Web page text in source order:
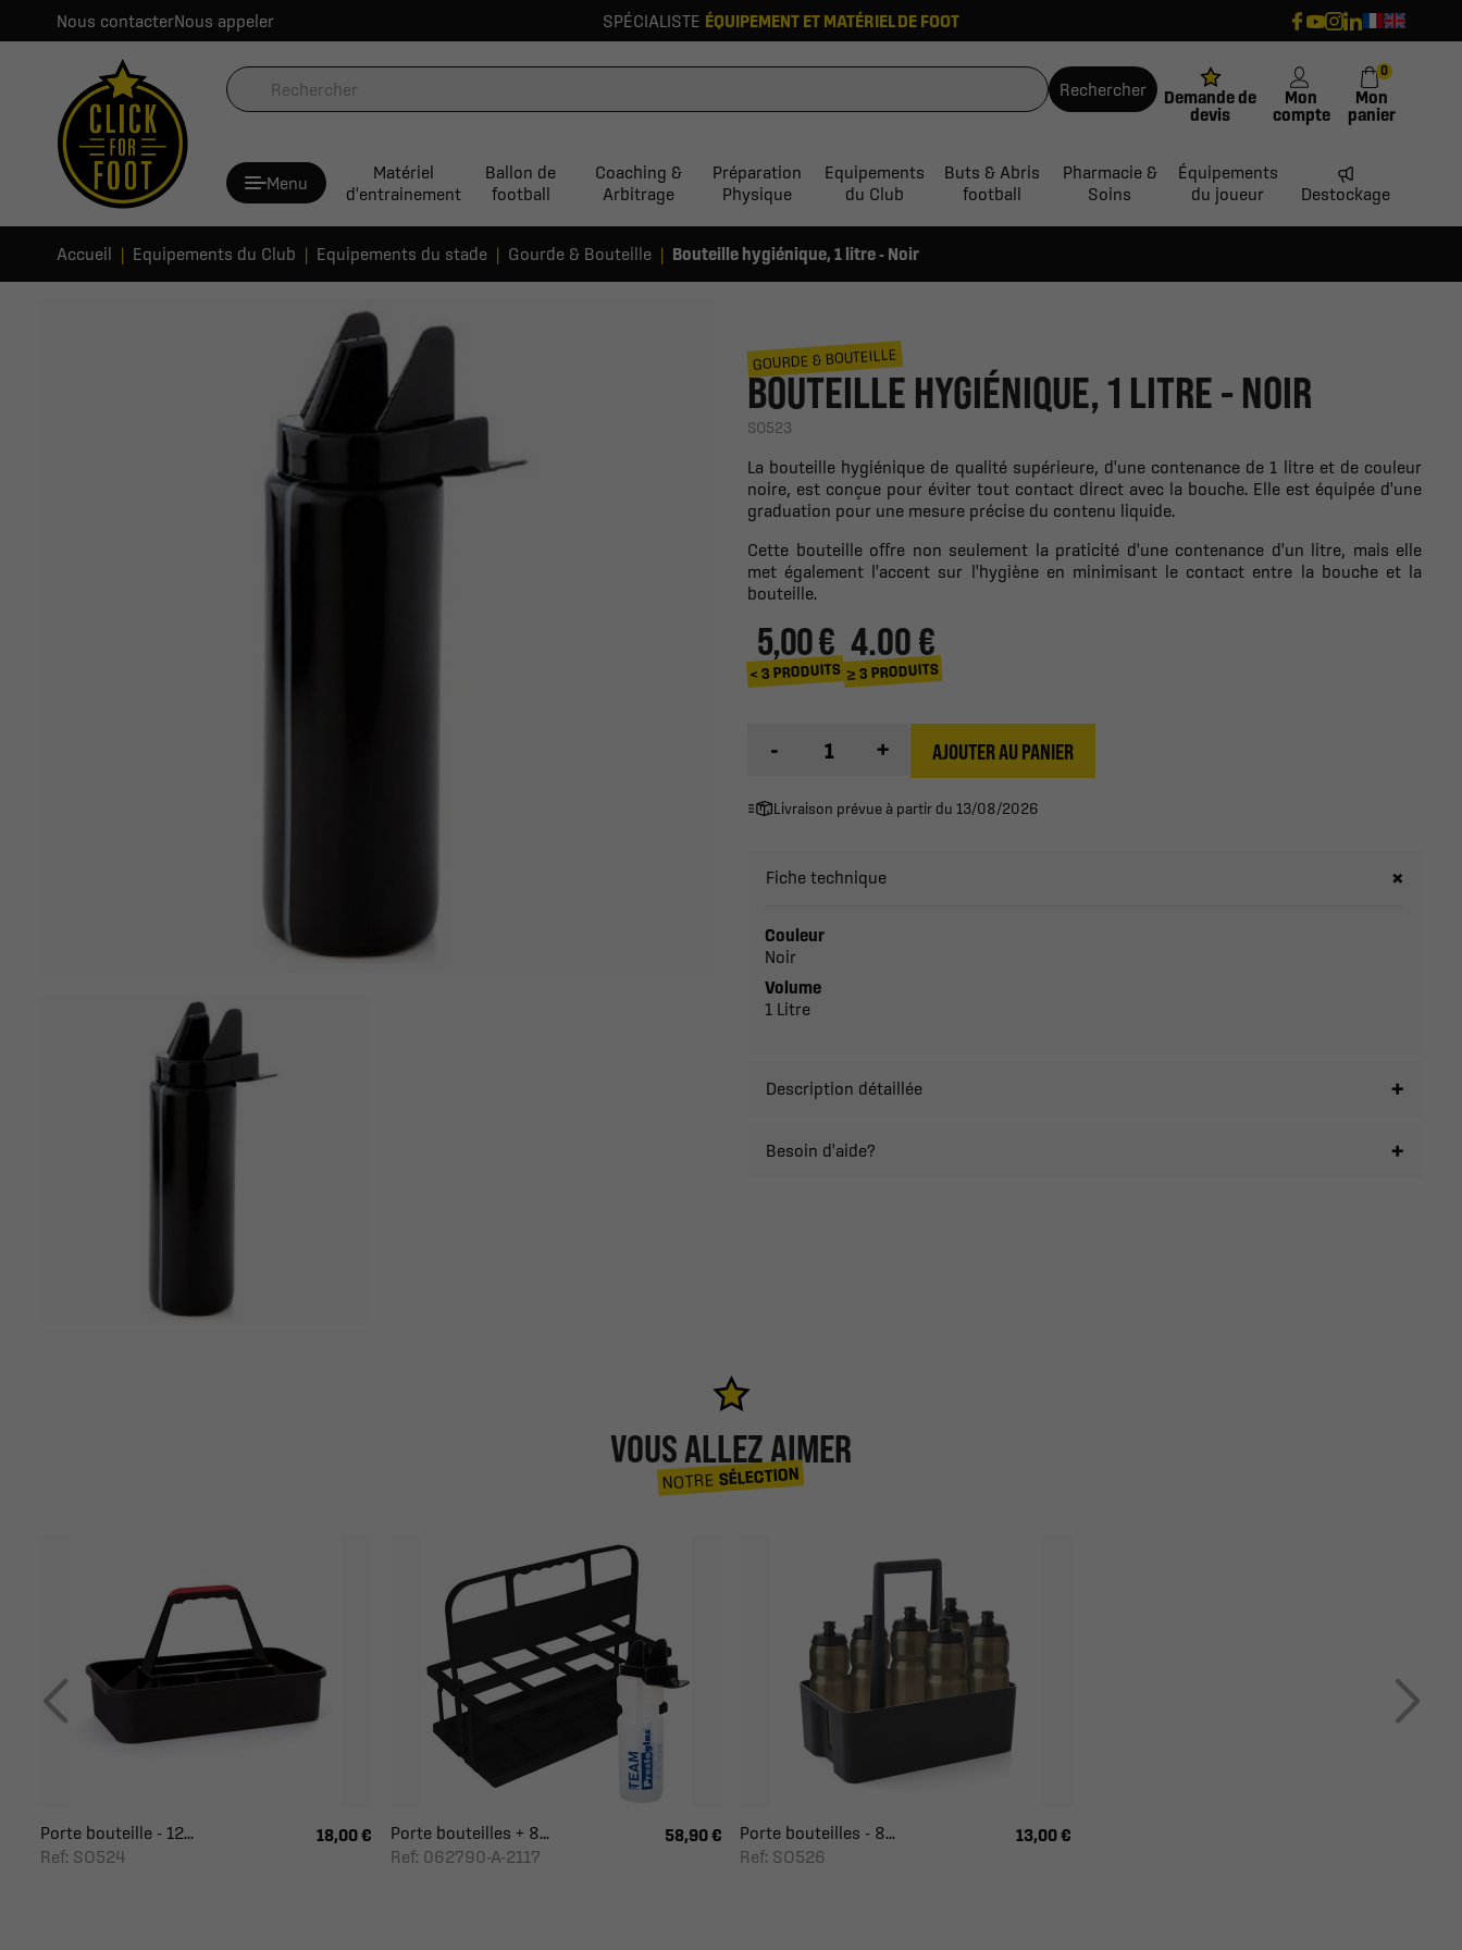
Nous contacterNous appeler SPÉCIALISTE ÉQUIPEMENT ET MATÉRIEL DE FOOT
Rechercher
Demande de
devis
Mon
compte
Mon
panier
0
Menu
Matériel
d'entrainement
Ballon de
football
Coaching &
Arbitrage
Préparation
Physique
Equipements
du Club
Buts & Abris
football
Pharmacie &
Soins
Équipements
du joueur
Destockage
Accueil Equipements du Club Equipements du stade Gourde & Bouteille Bouteille hygiénique, 1 litre - Noir
GOURDE & BOUTEILLE
BOUTEILLE HYGIÉNIQUE, 1 LITRE - NOIR
SO523
La bouteille hygiénique de qualité supérieure, d'une contenance de 1 litre et de couleur
noire, est conçue pour éviter tout contact direct avec la bouche. Elle est équipée d'une
graduation pour une mesure précise du contenu liquide.
Cette bouteille offre non seulement la praticité d'une contenance d'un litre, mais elle
met également l'accent sur l'hygiène en minimisant le contact entre la bouche et la
bouteille.
5,00 €
< 3 PRODUITS
4.00 €
≥ 3 PRODUITS
- + AJOUTER AU PANIER
Livraison prévue à partir du 13/08/2026
Fiche technique
Couleur
Noir
Volume
1 Litre
Description détaillée
Besoin d'aide?
VOUS ALLEZ AIMER
NOTRESÉLECTION
Porte bouteille - 12...
Ref: SO524
18,00 €
Porte bouteilles + 8...
Ref: 062790-A-2117
58,90 €
Porte bouteilles - 8...
Ref: SO526
13,00 €